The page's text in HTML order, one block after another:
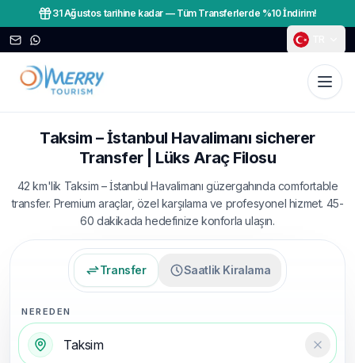
31 Ağustos tarihine kadar — Tüm Transferlerde %10 İndirim!
Taksim – İstanbul Havalimanı sicherer
Transfer | Lüks Araç Filosu
42 km'lik Taksim – İstanbul Havalimanı güzergahında comfortable
transfer. Premium araçlar, özel karşılama ve profesyonel hizmet. 45-
60 dakikada hedefinize konforla ulaşın.
Transfer Saatlik Kiralama
NEREDEN